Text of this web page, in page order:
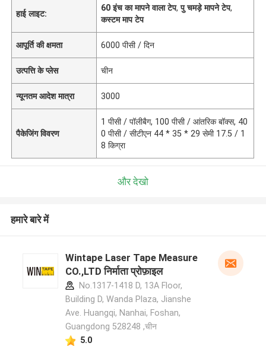
हाई लाइट:
60 इंच का मापने वाला टेप,पु चमड़े मापने टेप,
कस्टम माप टेप
आपूर्ति की क्षमता 6000 पीसी / दिन
उत्पत्ति के प्लेस चीन
न्यूनतम आदेश मात्रा 3000
पैकेजिंग विवरण
1 पीसी / पॉलीबैग, 100 पीसी / आंतरिक बॉक्स, 40
0 पीसी / सीटीएन 44 * 35 * 29 सेमी 17.5 / 1
8 किग्रा
और देखो
हमारे बारे में
Wintape Laser Tape Measure
CO.,LTD निर्माता प्रोफ़ाइल
No.1317-1418 D, 13A Floor,
Building D, Wanda Plaza, Jianshe
Ave. Huangqi, Nanhai, Foshan,
Guangdong 528248 ,चीन
5.0